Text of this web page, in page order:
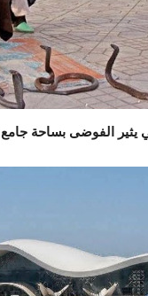
الفوضى بساحة جامع